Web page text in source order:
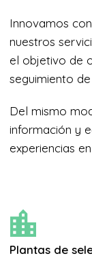
Innovamos
nuestros
el objetivo de
seguimiento
Del mismo
información y
experiencias
Plantas de